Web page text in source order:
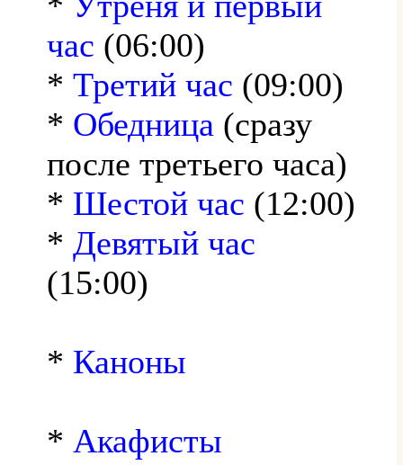
час (06:00)
* Третий час (09:00)
* Обедница (сразу
после третьего часа)
* Шестой час (12:00)
* Девятый час
(15:00)
* Каноны
* Акафисты